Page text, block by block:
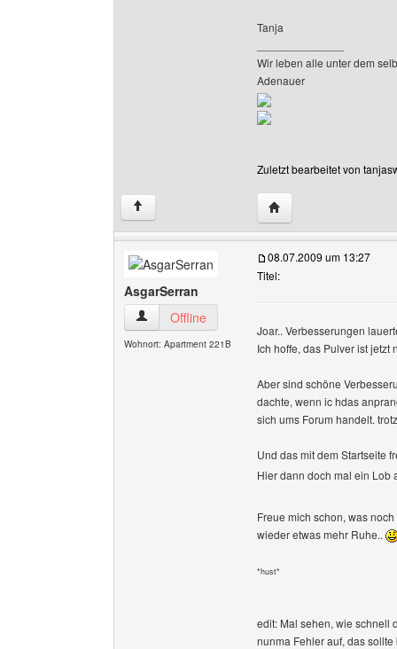
Tanja
Wir leben alle unter dem
Adenauer
Zuletzt bearbeitet von
↑ Website dieses
AsgarSerran
AsgarSerran Benutzer-Profile anzeigen
Offline
Wohnort: Apartment 221B
08.07.2009 um 13:27
Titel:
Joar.. Verbesserungen
Ich hoffe, das Pulver ist jetzt
Aber sind schöne
dachte, wenn ic hdas
sich ums Forum handelt.
Und das mit dem Startseite
Hier dann doch mal ein Lob
Freue mich schon, was
wieder etwas mehr Ruhe..
*hust*
edit: Mal sehen, wie schnell
nunma Fehler auf, das sollte